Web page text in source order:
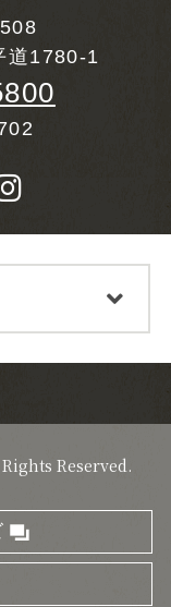
道1780-1
Reserved.
で、
用に同意されたも